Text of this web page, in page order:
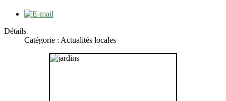
Détails
Catégorie : Actualités locales